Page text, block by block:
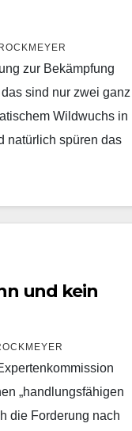
zur Bekämpfung
sind nur zwei ganz
Wildwuchs in
natürlich spüren das
und kein
„handlungsfähigen
die Forderung nach